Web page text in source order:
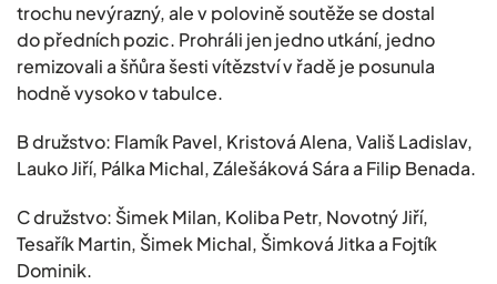
trochu nevýrazný, ale v polovině soutěže se dostal
do předních pozic. Prohráli jen jedno utkání, jedno
remizovali a šňůra šesti vítězství v řadě je posunula
hodně vysoko v tabulce.
B družstvo: Flamík Pavel, Kristová Alena, Vališ Ladislav,
Lauko Jiří, Pálka Michal, Zálešáková Sára a Filip Benada.
C družstvo: Šimek Milan, Koliba Petr, Novotný Jiří,
Tesařík Martin, Šimek Michal, Šimková Jitka a Fojtík
Dominik.